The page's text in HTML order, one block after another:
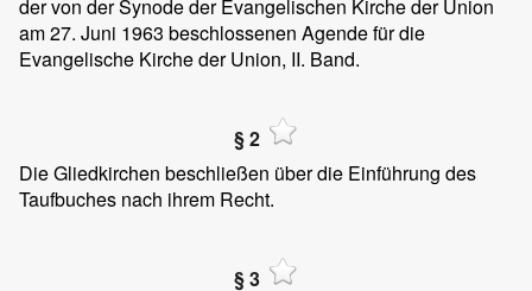
der von der Synode der Evangelischen Kirche der Union
am 27. Juni 1963 beschlossenen Agende für die
Evangelische Kirche der Union, II. Band.
§ 2
Die Gliedkirchen beschließen über die Einführung des
Taufbuches nach ihrem Recht.
§ 3